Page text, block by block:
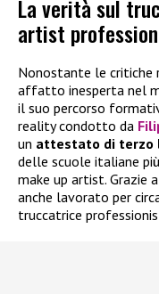
La verità sul
artist
Nonostante le critiche
affatto inesperta nel
il suo percorso
reality condotto da
un attestato di terzo
delle scuole italiane
make up artist. Grazie
anche lavorato per
truccatrice